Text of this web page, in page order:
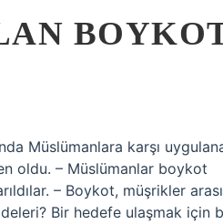
Müslümanlara karşı
oldu. – Müslümanlar boykot
– Boykot, müşrikler
Bir hedefe ulaşmak için